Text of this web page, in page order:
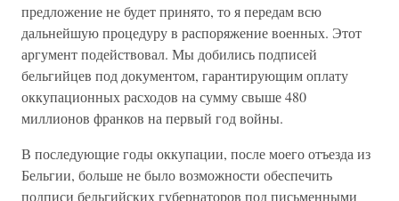
предложение не будет принято, то я передам всю
дальнейшую процедуру в распоряжение военных. Этот
аргумент подействовал. Мы добились подписей
бельгийцев под документом, гарантирующим оплату
оккупационных расходов на сумму свыше 480
миллионов франков на первый год войны.
В последующие годы оккупации, после моего отъезда из
Бельгии, больше не было возможности обеспечить
подписи бельгийских губернаторов под письменными